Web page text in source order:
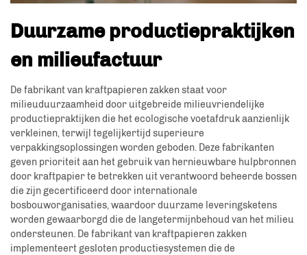
Duurzame productiepraktijken
en milieufactuur
De fabrikant van kraftpapieren zakken staat voor
milieuduurzaamheid door uitgebreide milieuvriendelijke
productiepraktijken die het ecologische voetafdruk aanzienlijk
verkleinen, terwijl tegelijkertijd superieure
verpakkingsoplossingen worden geboden. Deze fabrikanten
geven prioriteit aan het gebruik van hernieuwbare hulpbronnen
door kraftpapier te betrekken uit verantwoord beheerde bossen
die zijn gecertificeerd door internationale
bosbouworganisaties, waardoor duurzame leveringsketens
worden gewaarborgd die de langetermijnbehoud van het milieu
ondersteunen. De fabrikant van kraftpapieren zakken
implementeert gesloten productiesystemen die de